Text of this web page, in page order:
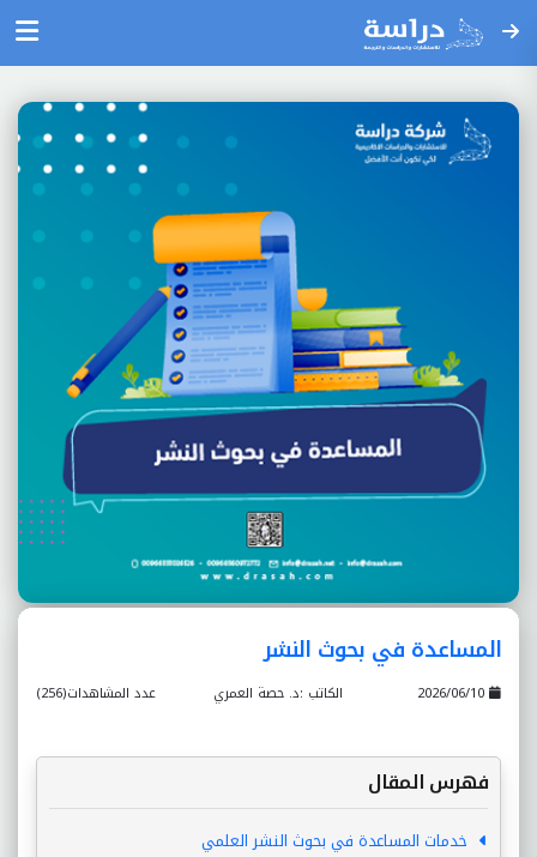
المساعدة في بحوث النشر
عدد المشاهدات(256) الكاتب :د. حصة العمري
فهرس المقال
خدمات المساعدة في بحوث النشر العلمي